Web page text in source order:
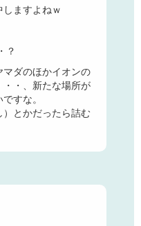
ますよねｗ
？
ダのほかイオンの
・・、新たな場所が
すな。
）とかだったら詰む